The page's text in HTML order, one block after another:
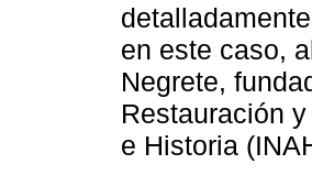
en este caso,
Negrete,
Restauración
e Historia